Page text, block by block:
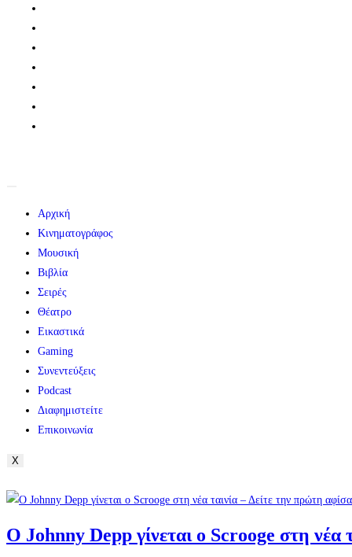
Αρχική
Κινηματογράφος
Μουσική
Βιβλία
Σειρές
Θέατρο
Εικαστικά
Gaming
Συνεντεύξεις
Podcast
Διαφημιστείτε
Επικοινωνία
X
Ο Johnny Depp γίνεται ο Scrooge στη νέα